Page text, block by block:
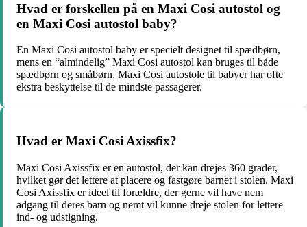
Hvad er forskellen på en Maxi Cosi autostol og
en Maxi Cosi autostol baby?
En Maxi Cosi autostol baby er specielt designet til spædbørn,
mens en “almindelig” Maxi Cosi autostol kan bruges til både
spædbørn og småbørn. Maxi Cosi autostole til babyer har ofte
ekstra beskyttelse til de mindste passagerer.
Hvad er Maxi Cosi Axissfix?
Maxi Cosi Axissfix er en autostol, der kan drejes 360 grader,
hvilket gør det lettere at placere og fastgøre barnet i stolen. Maxi
Cosi Axissfix er ideel til forældre, der gerne vil have nem
adgang til deres barn og nemt vil kunne dreje stolen for lettere
ind- og udstigning.